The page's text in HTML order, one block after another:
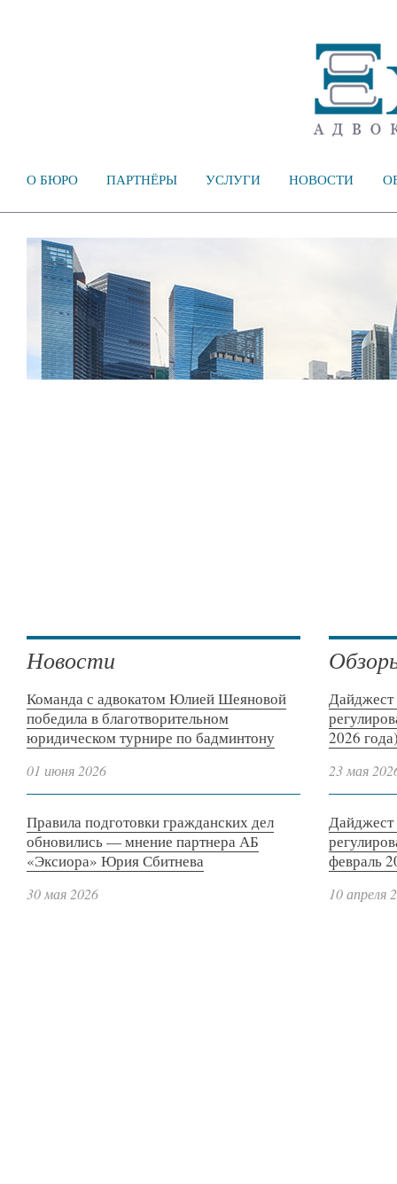
О БЮРО ПАРТНЁРЫ УСЛУГИ НОВОСТИ
Новости
Команда с адвокатом Юлией Шеяновой
победила в благотворительном
юридическом турнире по бадминтону
01 июня 2026
Правила подготовки гражданских дел
обновились — мнение партнера АБ
«Эксиора» Юрия Сбитнева
30 мая 2026
Дайджест
2026
23 мая
Дайджест
февраль
10 апреля